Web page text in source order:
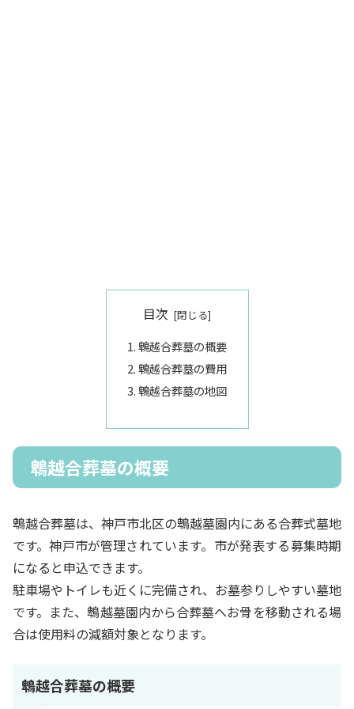
目次
鵯越合葬墓の概要
鵯越合葬墓の費用
鵯越合葬墓の地図
鵯越合葬墓の概要
鵯越合葬墓は、神戸市北区の鵯越墓園内にある合葬式墓地
です。神戸市が管理されています。市が発表する募集時期
になると申込できます。
駐車場やトイレも近くに完備され、お墓参りしやすい墓地
です。また、鵯越墓園内から合葬墓へお骨を移動される場
合は使用料の減額対象となります。
鵯越合葬墓の概要